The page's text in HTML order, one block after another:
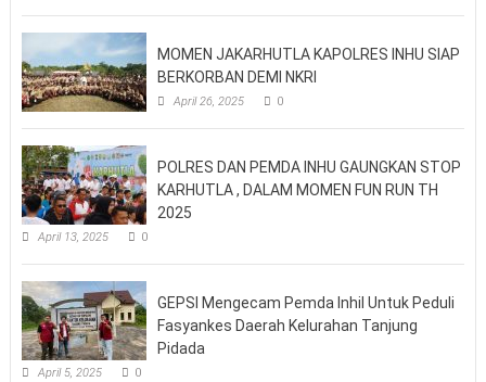
MOMEN JAKARHUTLA KAPOLRES INHU SIAP
BERKORBAN DEMI NKRI
April 26, 2025 0
POLRES DAN PEMDA INHU GAUNGKAN STOP
KARHUTLA , DALAM MOMEN FUN RUN TH
2025
April 13, 2025 0
GEPSI Mengecam Pemda Inhil Untuk Peduli
Fasyankes Daerah Kelurahan Tanjung
Pidada
April 5, 2025 0